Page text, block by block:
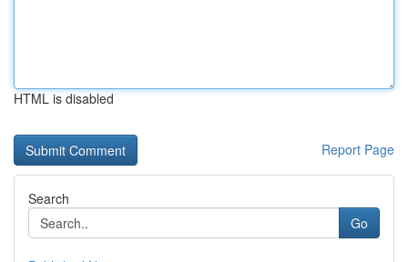
HTML is disabled
Report Page
Search
Go